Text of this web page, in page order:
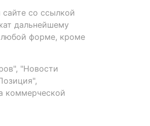
со ссылкой
дальнейшему
форме, кроме
"Новости
коммерческой